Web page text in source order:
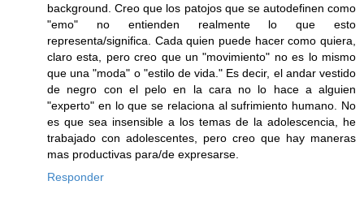
background. Creo que los patojos que se autodefinen como
"emo" no entienden realmente lo que esto
representa/significa. Cada quien puede hacer como quiera,
claro esta, pero creo que un "movimiento" no es lo mismo
que una "moda" o "estilo de vida." Es decir, el andar vestido
de negro con el pelo en la cara no lo hace a alguien
"experto" en lo que se relaciona al sufrimiento humano. No
es que sea insensible a los temas de la adolescencia, he
trabajado con adolescentes, pero creo que hay maneras
mas productivas para/de expresarse.
Responder